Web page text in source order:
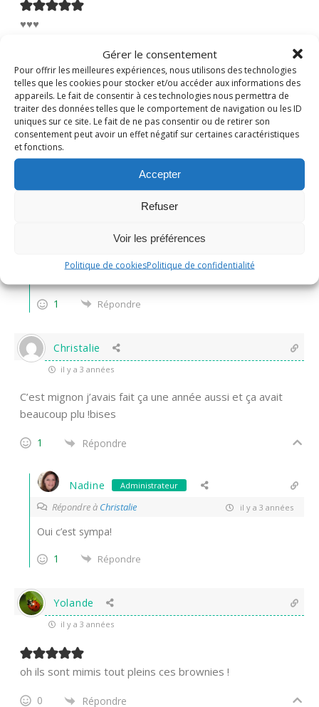
Gérer le consentement
Pour offrir les meilleures expériences, nous utilisons des technologies
telles que les cookies pour stocker et/ou accéder aux informations des
appareils. Le fait de consentir à ces technologies nous permettra de
traiter des données telles que le comportement de navigation ou les ID
uniques sur ce site. Le fait de ne pas consentir ou de retirer son
consentement peut avoir un effet négatif sur certaines caractéristiques
et fonctions.
Accepter
Refuser
Voir les préférences
Politique de cookiesPolitique de confidentialité
♥♥♥
Répondre
thithoad
il y a 3 années
très jolis ces petits sapins!
bonne soirée
0 Répondre
1
Répondre
Christalie
il y a 3 années
C’est mignon j’avais fait ça une année aussi et ça avait
beaucoup plu !bises
1 Répondre
Nadine Administrateur
Répondre à Christalie il y a 3 années
Oui c’est sympa!
1
Répondre
Yolande
il y a 3 années
oh ils sont mimis tout pleins ces brownies !
0 Répondre